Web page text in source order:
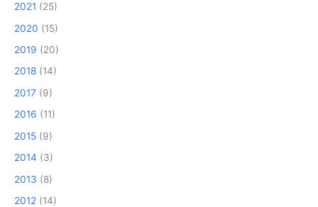
2021 (25)
2020 (15)
2019 (20)
2018 (14)
2017 (9)
2016 (11)
2015 (9)
2014 (3)
2013 (8)
2012 (14)